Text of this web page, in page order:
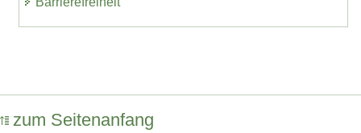
zum Seitenanfang